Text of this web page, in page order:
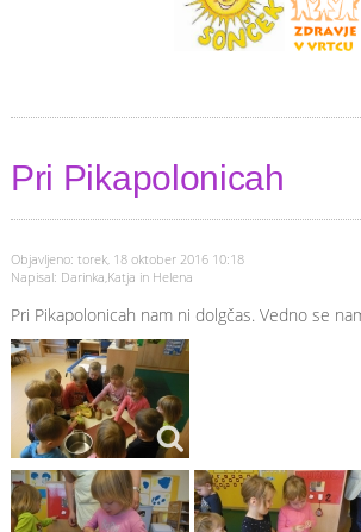
Pri Pikapolonicah
Objavljeno: torek, 18 oktober 2016 10:18
Napisal: Darinka,Katja in Helena
Pri Pikapolonicah nam ni dolgčas. Vedno se